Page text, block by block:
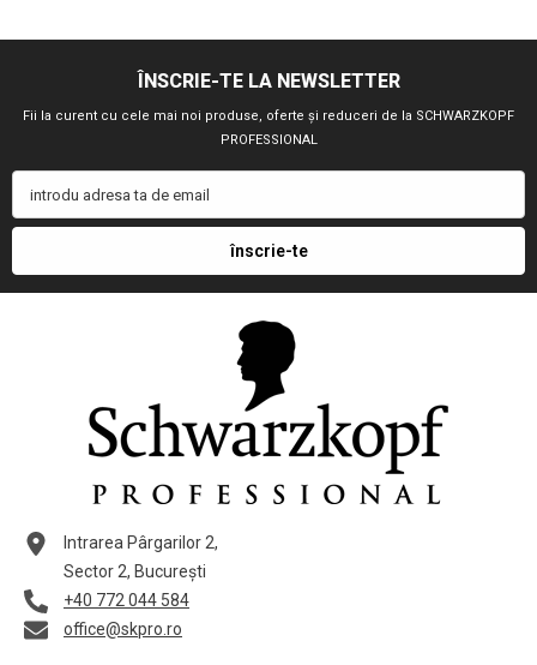
ÎNSCRIE-TE LA NEWSLETTER
Fii la curent cu cele mai noi produse, oferte și reduceri de la SCHWARZKOPF
PROFESSIONAL
introdu adresa ta de email
înscrie-te
Intrarea Pârgarilor 2,
Sector 2, București
+40 772 044 584
office@skpro.ro